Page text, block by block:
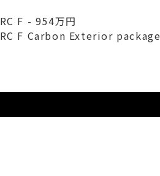
RC F - 954万円
RC F Carbon Exterior